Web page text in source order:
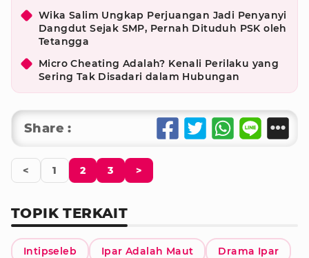
Wika Salim Ungkap Perjuangan Jadi Penyanyi
Dangdut Sejak SMP, Pernah Dituduh PSK oleh
Tetangga
Micro Cheating Adalah? Kenali Perilaku yang
Sering Tak Disadari dalam Hubungan
Share :
< 1 2 3 >
TOPIK TERKAIT
Intipseleb Ipar Adalah Maut Drama Ipar